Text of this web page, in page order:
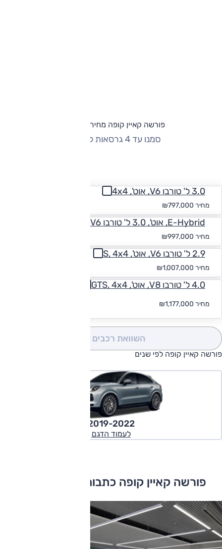
פורשה קאיין קופה מחירון וגרסאות
סמנו עד 4 גרסאות להשוואה
3.0 ל' טורבו V6, אוט', 4x4
מחיר
E-Hybrid, אוט', 3.0 ל' טורבו V6, פלאג אין הייבריד, 4x4
מחיר
2.9 ל' טורבו V6, אוט', S, 4x4
מחיר
4.0 ל' טורבו V8, אוט', GTS, 4x4
מחיר
השוואת רכבים
פורשה קאיין קופה לפי שנים
2019-2022
לעמוד הדגם
פורשה קאיין קופה כתבות ומבחני דרכים